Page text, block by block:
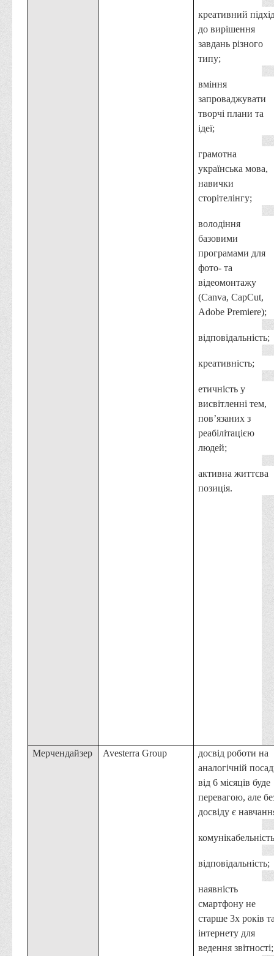
креативний
до вирішення
завдань різного
типу;
вміння
запроваджувати
творчі плани та
ідеї;
грамотна
українська мова,
навички
сторітелінгу;
володіння
базовими
програмами для
фото- та
відеомонтажу
(Canva, CapCut,
Adobe Premiere);
відповідальність;
креативність;
етичність у
висвітленні тем,
пов’язаних з
реабілітацією
людей;
активна життєва
позиція.
Мерчендайзер Avesterra Group
досвід роботи на
аналогічній
від 6 місяців буде
перевагою, але
досвіду є
відповідальність;
наявність
смартфону не
старше 3х років
інтернету для
ведення звітності;